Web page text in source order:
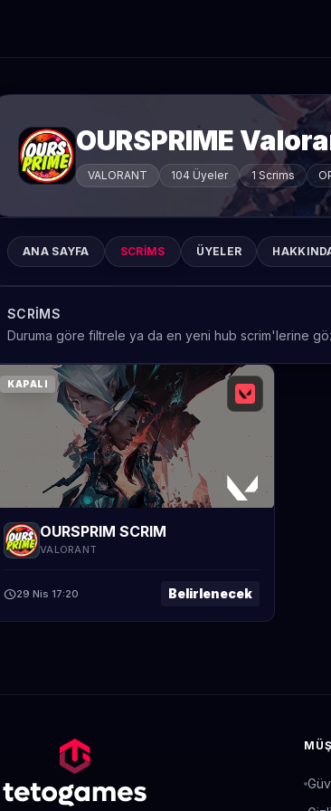
OURSPRIME
VALORANT 104 Üyeler 1 Scrims
ANA SAYFA SCRIMS ÜYELER
SCRIMS
Duruma göre filtrele ya da en yeni hub scrim'lerine
KAPALI
OURSPRIM SCRIM
VALORANT
schedule29 Nis 17:20 Belirlenecek